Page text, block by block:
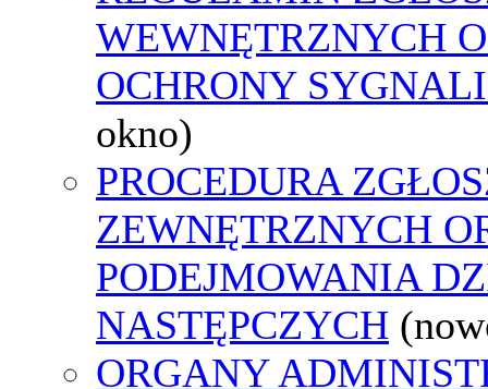
WEWNĘTRZNYCH
OCHRONY
okno)
PROCEDURA
ZEWNĘTRZNYCH
PODEJMOWANIA
NASTĘPCZYCH
ORGANY